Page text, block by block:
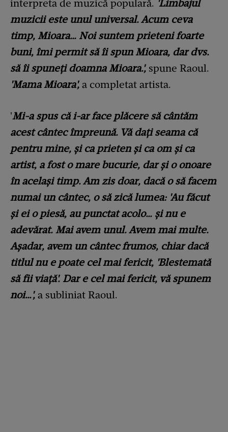
interpreta de muzică populară. 'Limbajul
muzicii este unul universal. Acum ceva
timp, Mioara… Noi suntem prieteni foarte
buni, îmi permit să îi spun Mioara, dar dvs.
să îi spuneți doamna Mioara.', spune Raoul.
'Mama Mioara', a completat artista.
'Mi-a spus că i-ar face plăcere să cântăm
acest cântec împreună. Vă dați seama că
pentru mine, și ca prieten și ca om și ca
artist, a fost o mare bucurie, dar și o onoare
în același timp. Am zis doar, dacă o să facem
numai un cântec, o să zică lumea: 'Au făcut
și ei o piesă, au punctat acolo… și nu e
adevărat. Mai avem unul. Avem mai multe.
Așadar, avem un cântec frumos, chiar dacă
titlul nu e poate cel mai fericit, 'Blestemată
să fii viață'. Dar e cel mai fericit, vă spunem
noi…', a subliniat Raoul.